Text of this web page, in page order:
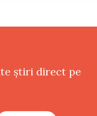
știri direct pe